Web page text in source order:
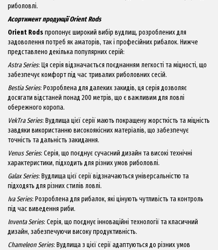
риболовлі.
Асортимент продукції Orient Rods
Orient Rodsпропонує широкий вибір вудлищ, розроблених для
задоволення потреб як аматорів, так і професійних рибалок. Нижче
представлено декілька популярних серій:
Astra Series: Ця серія відзначається поєднанням легкості та міцності, що
забезпечує комфорт під час тривалих риболовних сесій.
Bestia Series: Розроблена для далеких закидів, ця серія дозволяє
досягати відстаней понад 200 метрів, що є важливим для ловлі
обережного коропа.
VekTra Series: Вудлища цієї серії мають покращену жорсткість та міцність
завдяки використанню високоякісних матеріалів, що забезпечує
точність та дальність закидання.
Venus Series: Серія, що поєднує сучасний дизайн та високі технічні
характеристики, підходить для різних умов риболовлі.
Galax Series: Вудлища цієї серії відзначаються універсальністю та
підходять для різних стилів ловлі.
Iva Series: Розроблена для рибалок, які цінують чутливість та контроль
під час виведення риби.
Inventa Series: Серія, що поєднує інноваційні технології та класичний
дизайн, забезпечуючи високу продуктивність.
Chameleon Series: Вудлища з цієї серії адаптуються до різних умов